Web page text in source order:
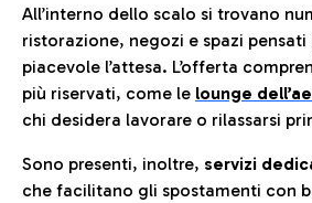
All’interno dello scalo si trovano
ristorazione, negozi e spazi pensati
piacevole l’attesa. L’offerta
più riservati, come le lounge
chi desidera lavorare o rilassarsi
Sono presenti, inoltre, servizi
che facilitano gli spostamenti con